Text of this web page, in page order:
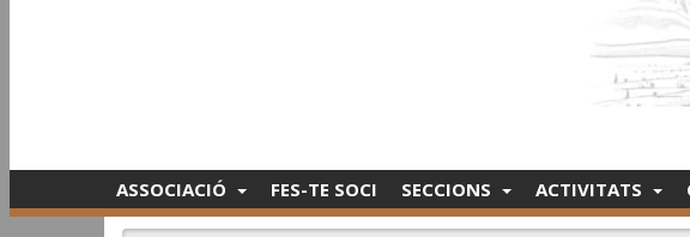
ASSOCIACIÓ FES-TE SOCI SECCIONS ACTIVITATS